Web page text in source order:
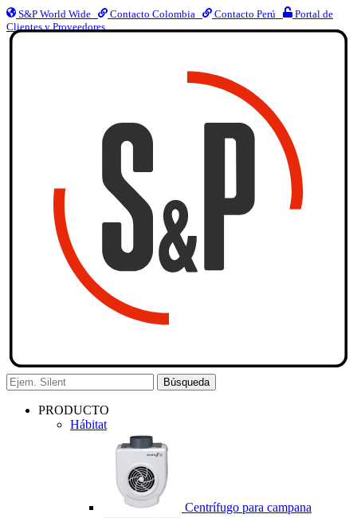
S&P World Wide Contacto Colombia Contacto Perú
Portal de
Clientes y Proveedores
Búsqueda
PRODUCTO
Hábitat
Centrífugo para campana